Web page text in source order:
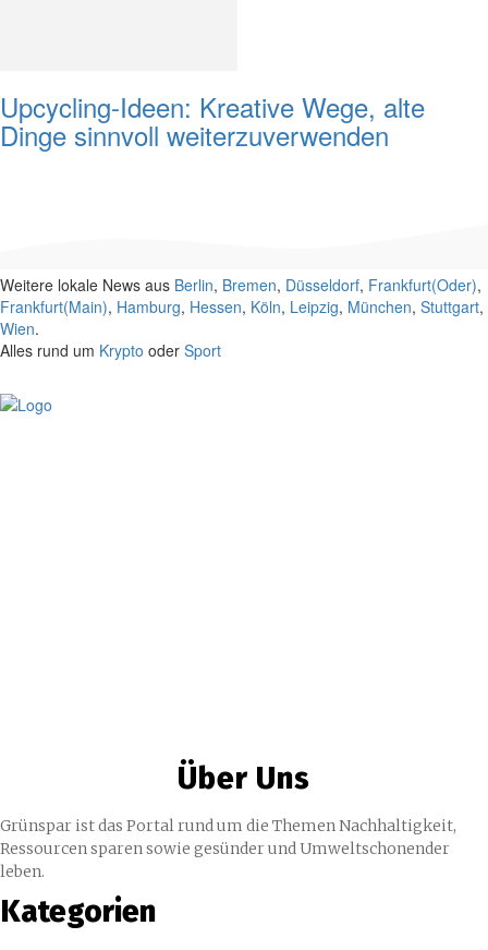
Upcycling-Ideen: Kreative Wege, alte
Dinge sinnvoll weiterzuverwenden
Weitere lokale News aus Berlin, Bremen, Düsseldorf, Frankfurt(Oder),
Frankfurt(Main), Hamburg, Hessen, Köln, Leipzig, München, Stuttgart,
Wien.
Alles rund um Krypto oder Sport
Über Uns
Grünspar ist das Portal rund um die Themen Nachhaltigkeit,
Ressourcen sparen sowie gesünder und Umweltschonender
leben.
Kategorien